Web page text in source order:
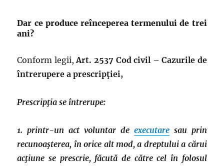
Dar ce produce reînceperea termenului de trei
ani?
Conform legii,Art. 2537 Cod civil –Cazurile de
întrerupere a prescripţiei,
Prescripţia se întrerupe:
1. printr-un act voluntar de executaresau prin
recunoaşterea, în orice alt mod, a dreptului a cărui
acţiune se prescrie, făcută de către cel în folosul